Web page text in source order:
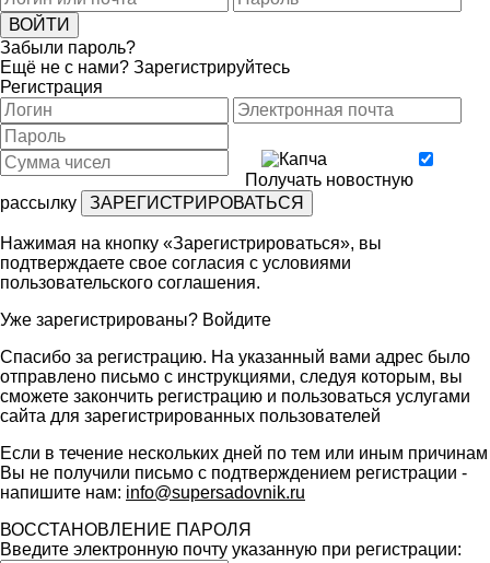
Забыли пароль?
Ещё не с нами? Зарегистрируйтесь
Регистрация
Получать новостную
рассылку
Нажимая на кнопку «Зарегистрироваться», вы
подтверждаете свое согласия с условиями
пользовательского соглашения.
Уже зарегистрированы? Войдите
Спасибо за регистрацию. На указанный вами адрес было
отправлено письмо с инструкциями, следуя которым, вы
сможете закончить регистрацию и пользоваться услугами
сайта для зарегистрированных пользователей
Если в течение нескольких дней по тем или иным причинам
Вы не получили письмо с подтверждением регистрации -
напишите нам: info@supersadovnik.ru
ВОССТАНОВЛЕНИЕ ПАРОЛЯ
Введите электронную почту указанную при регистрации: